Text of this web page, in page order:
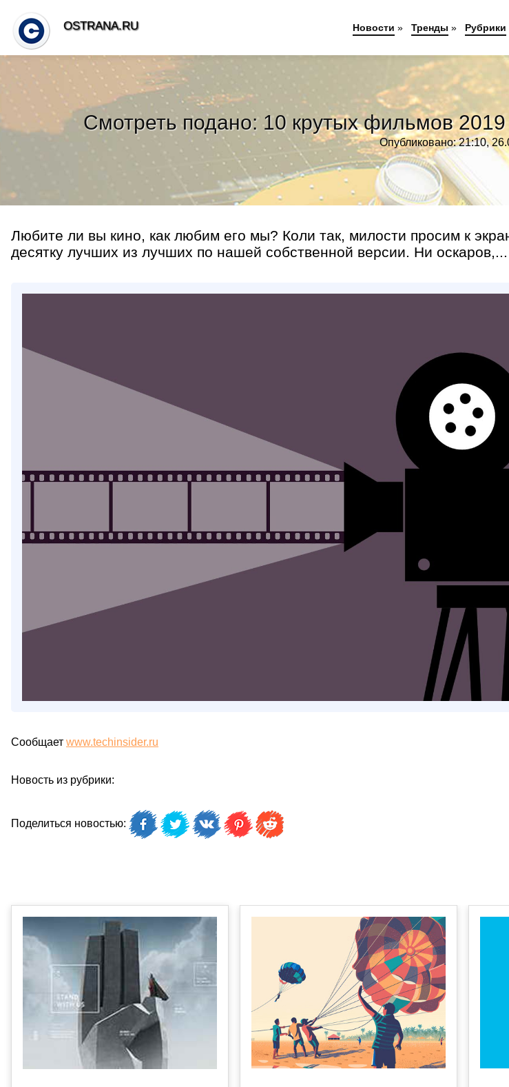
Смотреть подано: 10 крутых фильмов 2019
Опубликовано: 21:10,
Любите ли вы кино, как любим его мы? Коли так, милости просим к
десятку лучших из лучших по нашей собственной версии. Ни оскаров,...
Сообщает www.techinsider.ru
Новость из рубрики:
Поделиться новостью:
OSTRANA.RU Новости » Тренды » Рубрики